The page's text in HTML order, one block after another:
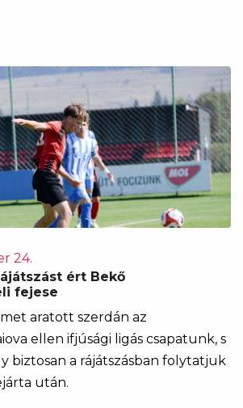
24.
ért Bekő
fejese
aratott szerdán az
ellen ifjúsági ligás csapatunk, s
biztosan a rájátszásban folytatjuk
után.